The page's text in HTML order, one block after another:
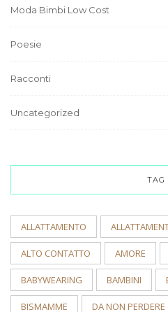
Moda Bimbi Low Cost
Poesie
Racconti
Uncategorized
TAG
ALLATTAMENTO
ALTO CONTATTO AMORE
BABYWEARING BAMBINI
BISMAMME DA NON PERDERE